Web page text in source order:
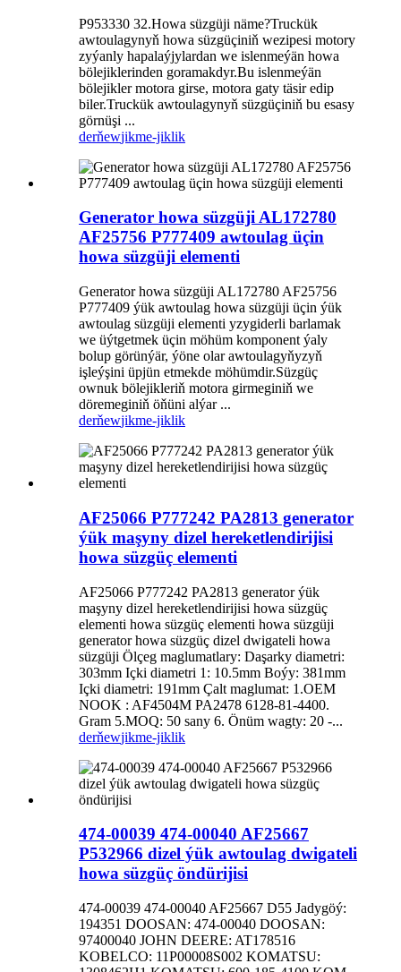
P953330 32.Howa süzgüji näme?Truckük
awtoulagynyň howa süzgüçiniň wezipesi motory
zyýanly hapalaýjylardan we islenmeýän howa
bölejiklerinden goramakdyr.Bu islenmeýän
bölejikler motora girse, motora gaty täsir edip
biler.Truckük awtoulagynyň süzgüçiniň bu esasy
görnüşi ...
derňewjikme-jiklik
Generator howa süzgüji AL172780
AF25756 P777409 awtoulag üçin
howa süzgüji elementi
Generator howa süzgüji AL172780 AF25756
P777409 ýük awtoulag howa süzgüji üçin ýük
awtoulag süzgüji elementi yzygiderli barlamak
we üýtgetmek üçin möhüm komponent ýaly
bolup görünýär, ýöne olar awtoulagyňyzyň
işleýşini üpjün etmekde möhümdir.Süzgüç
ownuk bölejikleriň motora girmeginiň we
döremeginiň öňüni alýar ...
derňewjikme-jiklik
AF25066 P777242 PA2813 generator
ýük maşyny dizel hereketlendirijisi
howa süzgüç elementi
AF25066 P777242 PA2813 generator ýük
maşyny dizel hereketlendirijisi howa süzgüç
elementi howa süzgüç elementi howa süzgüji
generator howa süzgüç dizel dwigateli howa
süzgüji Ölçeg maglumatlary: Daşarky diametri:
303mm Içki diametri 1: 10.5mm Boýy: 381mm
Içki diametri: 191mm Çalt maglumat: 1.OEM
NOOK : AF4504M PA2478 6128-81-4400.
Gram 5.MOQ: 50 sany 6. Önüm wagty: 20 -...
derňewjikme-jiklik
474-00039 474-00040 AF25667
P532966 dizel ýük awtoulag dwigateli
howa süzgüç öndürijisi
474-00039 474-00040 AF25667 D55 Jadygöý:
194351 DOOSAN: 474-00040 DOOSAN:
97400040 JOHN DEERE: AT178516
KOBELCO: 11P00008S002 KOMATSU: